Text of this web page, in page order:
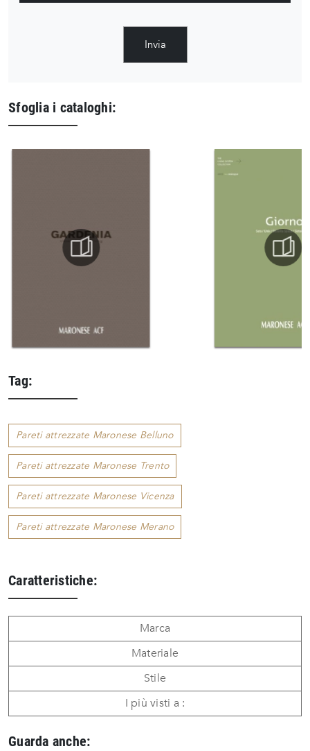
Invia
Sfoglia i cataloghi:
Tag:
Pareti attrezzate Maronese Belluno
Pareti attrezzate Maronese Trento
Pareti attrezzate Maronese Vicenza
Pareti attrezzate Maronese Merano
Caratteristiche:
Marca
Materiale
Stile
I più visti a :
Guarda anche: